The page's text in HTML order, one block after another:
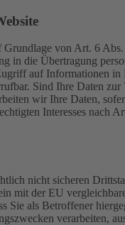
von Art. 6
die Übertragung
auf Informationen
Sind Ihre Daten
wir Ihre Daten,
Interesses
nicht sicheren
mit der EU
als Betroffener
verarbeiten,